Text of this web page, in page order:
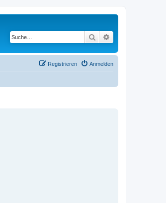
Suche
Anmelden
Registrieren